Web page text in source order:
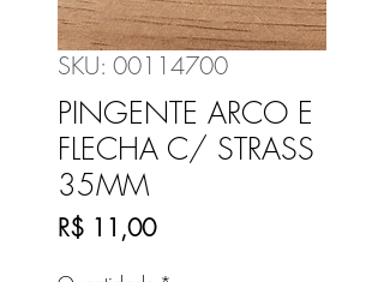
SKU: 00114700
PINGENTE ARCO E
FLECHA C/ STRASS
35MM
R$ 11,00Preço